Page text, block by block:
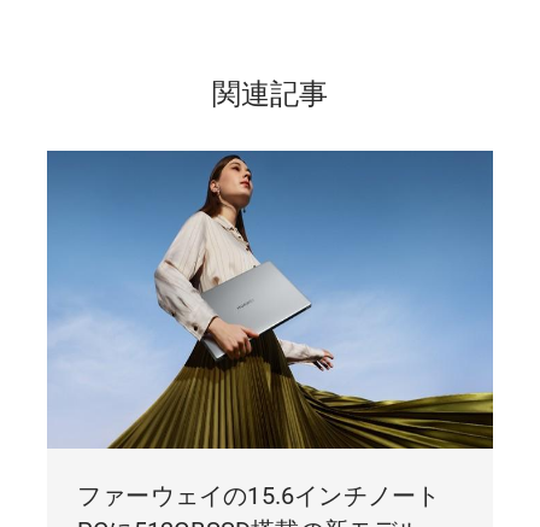
関連記事
ファーウェイの15.6インチノート